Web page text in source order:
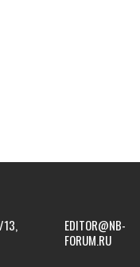
EDITOR@NB-
FORUM.RU